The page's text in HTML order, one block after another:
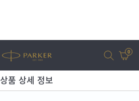
0
상품 상세 정보